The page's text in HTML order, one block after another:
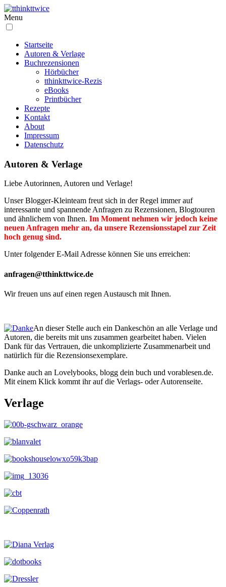
Menu
Startseite
Autoren & Verlage
Buchrezensionen
Hörbücher
tthinkttwice-Rezis
eBooks
Printbücher
Rezepte
Kontakt
About
Impressum
Datenschutz
Autoren & Verlage
Liebe Autorinnen, Autoren und Verlage!
Unser Blogger-Kleinteam freut sich in der Regel immer auf
interessante und spannende Anfragen zu Rezensionen, Blogtouren
und ähnlichem von Ihnen. Im Moment nehmen wir jedoch keine
neuen Anfragen mehr an, da unsere Rezensionsstapel zur Zeit
hoch genug sind.
Unter folgender E-Mail Adresse können Sie uns erreichen:
anfragen@tthinkttwice.de
Wir freuen uns auf einen regen Austausch mit Ihnen.
An dieser Stelle auch ein Dankeschön an alle Verlage und
Autoren, die bereits mit uns zusammen gearbeitet haben. Vielen
Dank für das Vertrauen, die unkomplizierte Zusammenarbeit und
natürlich für die Rezensionsexemplare.
Danke auch an Lovelybooks, blogg dein buch und vorablesen.de.
Mit einem Klick kommt ihr auf die Verlags- oder Autorenseite.
Verlage